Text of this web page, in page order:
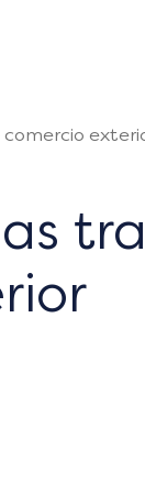
comercio